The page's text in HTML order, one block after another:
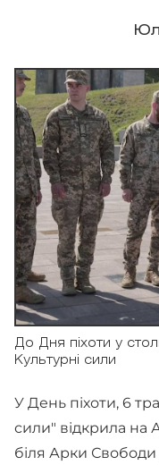
До Дня піхоти у
Культурні сили
У День піхоти, 6
сили" відкрила на
біля Арки Свободи